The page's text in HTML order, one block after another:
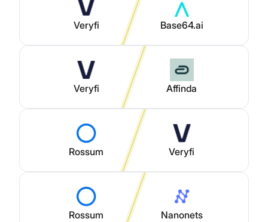
Veryfi Base64.ai
Veryfi Affinda
Rossum Veryfi
Rossum Nanonets